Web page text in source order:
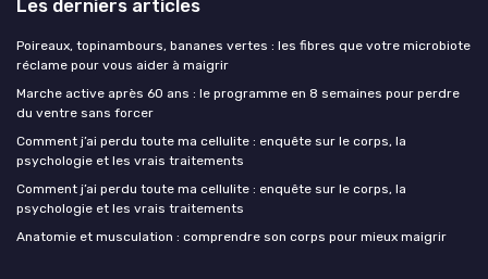
Les derniers articles
Poireaux, topinambours, bananes vertes : les fibres que votre microbiote
réclame pour vous aider à maigrir
Marche active après 60 ans : le programme en 8 semaines pour perdre
du ventre sans forcer
Comment j’ai perdu toute ma cellulite : enquête sur le corps, la
psychologie et les vrais traitements
Comment j’ai perdu toute ma cellulite : enquête sur le corps, la
psychologie et les vrais traitements
Anatomie et musculation : comprendre son corps pour mieux maigrir